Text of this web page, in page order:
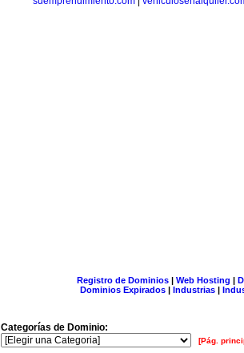
Registro de Dominios| Web Hosting |
Dominios Expirados | Industrias |
Categorías de Dominio:
[Pág.